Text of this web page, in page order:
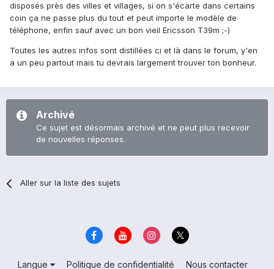
disposés près des villes et villages, si on s'écarte dans certains
coin ça ne passe plus du tout et peut importe le modèle de
téléphone, enfin sauf avec un bon vieil Ericsson T39m ;-)
Toutes les autres infos sont distillées ci et là dans le forum, y'en
a un peu partout mais tu devrais largement trouver ton bonheur.
Archivé
Ce sujet est désormais archivé et ne peut plus recevoir
de nouvelles réponses.
Aller sur la liste des sujets
Langue Politique de confidentialité Nous contacter